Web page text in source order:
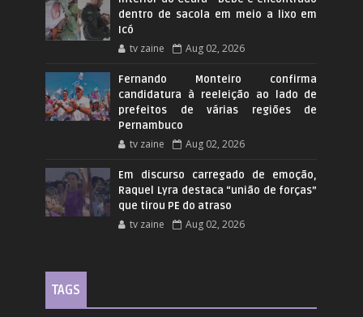
dentro de sacola em meio a lixo em
Icó
tv zaine Aug 02, 2026
Fernando Monteiro confirma
candidatura à reeleição ao lado de
prefeitos de várias regiões de
Pernambuco
tv zaine Aug 02, 2026
Em discurso carregado de emoção,
Raquel Lyra destaca “união de forças”
que tirou PE do atraso
tv zaine Aug 02, 2026
TAGS